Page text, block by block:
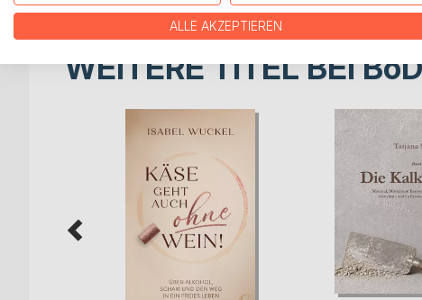
WEITERE TITEL BEIBoD
ALLE AKZEPTIEREN